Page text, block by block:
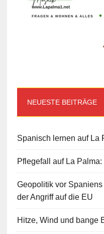
NEUESTE BEITRÄGE
Spanisch lernen auf La
Pflegefall auf La
Geopolitik vor
der Angriff auf die EU
Hitze, Wind und bange